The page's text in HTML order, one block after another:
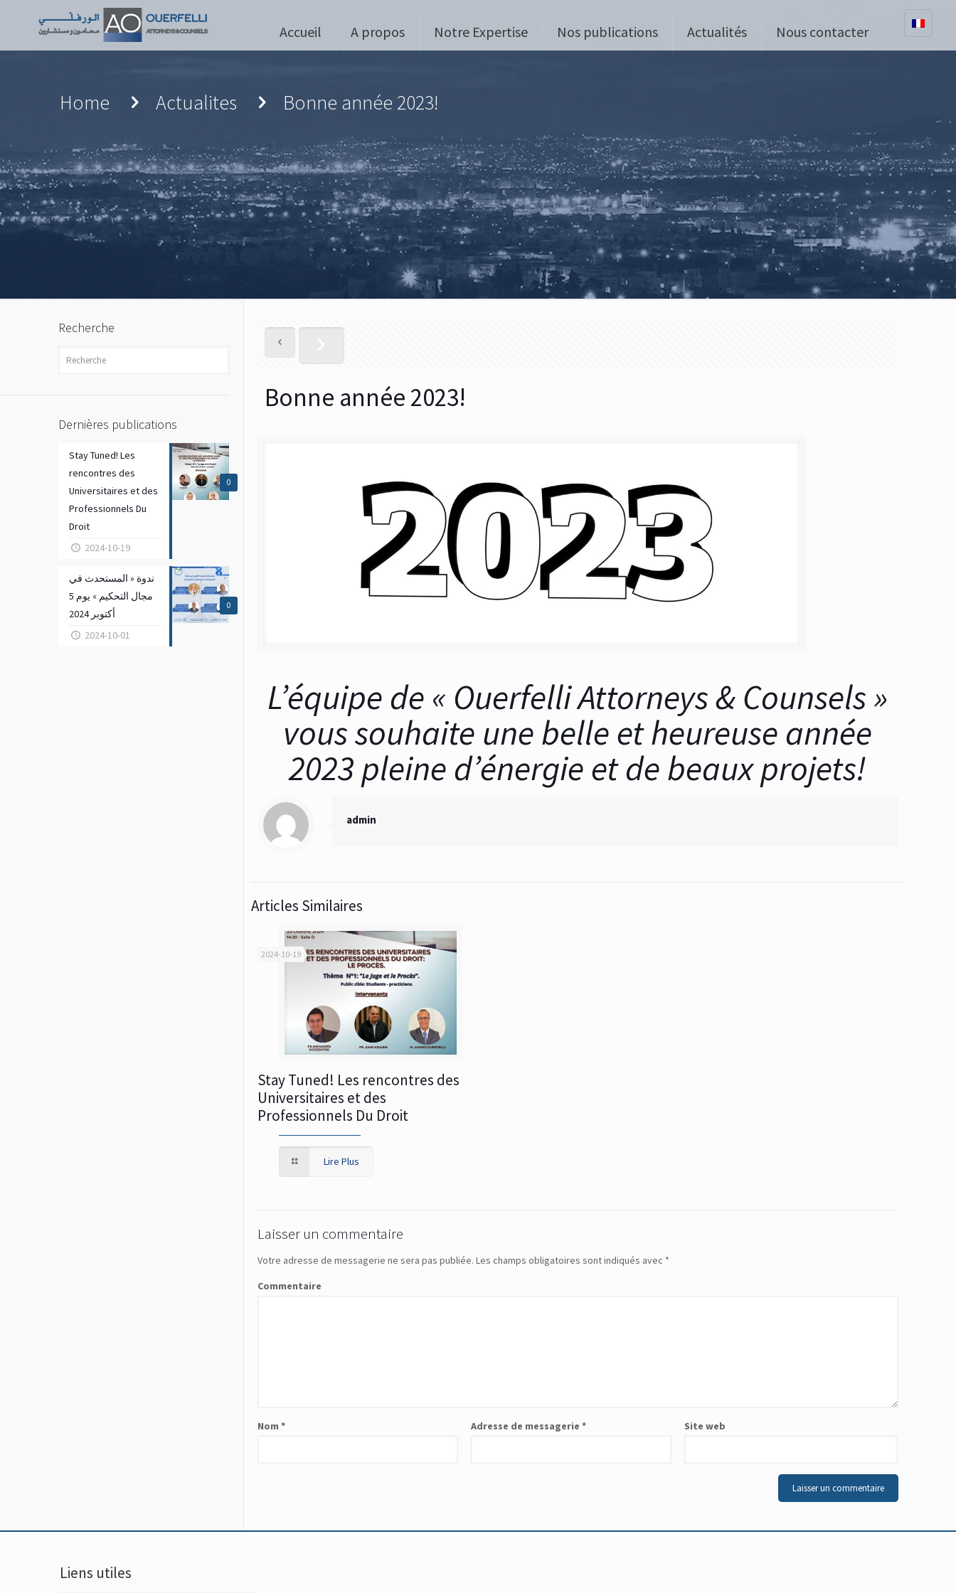
Accueil A propos Notre Expertise Nos publications Actualités Nous contacter
Home Actualites Bonne année 2023!
Bonne année 2023!
L’équipe de « Ouerfelli Attorneys & Counsels »
vous souhaite une belle et heureuse année
2023 pleine d’énergie et de beaux projets!
admin
Articles Similaires
2024-10-19
Stay Tuned! Les rencontres des
Universitaires et des
Professionnels Du Droit
Lire Plus
Laisser un commentaire
Votre adresse de messagerie ne sera pas publiée. Les champs obligatoires sont indiqués avec *
Commentaire
Nom * Adresse de messagerie * Site web
Recherche
Dernières publications
0
Stay Tuned! Les
rencontres des
Universitaires et des
Professionnels Du
Droit
2024-10-19
0
ندوة « المستحدث في
مجال التحكيم » يوم 5
أكتوبر 2024
2024-10-01
Liens utiles